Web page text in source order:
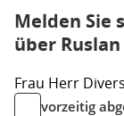
Melden Sie
über
Frau Herr Divers
vorzeitig